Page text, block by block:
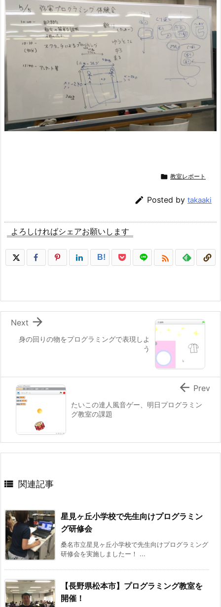
 教室レポート
 Posted by takaaki
よろしければシェアお願いします
B! 
身の回りの物をプログラミングで表現しよ
う

Next
たいこの達人風音ゲー、明日プログラミン
グ教室の課題
 Prev
 関連記事
星見ヶ丘小学校で先生向けプログラミン
グ研修会
桑名市立星見ヶ丘小学校で先生向けプログラミング
研修会を実施しましたー！ ...
【長野県松本市】プログラミング教室を
開催！